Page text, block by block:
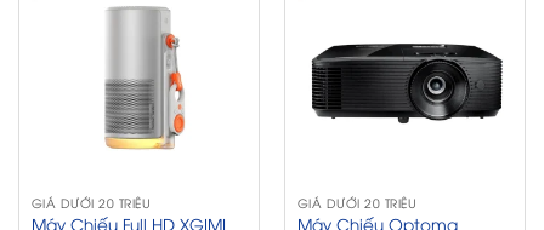
GIÁ DƯỚI 20 TRIỆU
Máy Chiếu Full HD XGIMI
GIÁ DƯỚI 20 TRIỆU
Máy Chiếu Optoma